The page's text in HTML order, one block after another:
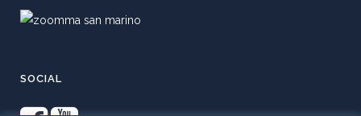
SOCIAL